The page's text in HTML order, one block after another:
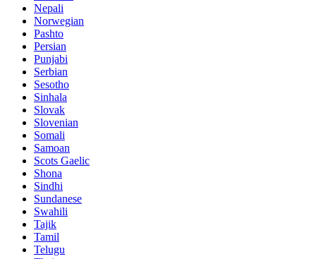
Nepali
Norwegian
Pashto
Persian
Punjabi
Serbian
Sesotho
Sinhala
Slovak
Slovenian
Somali
Samoan
Scots Gaelic
Shona
Sindhi
Sundanese
Swahili
Tajik
Tamil
Telugu